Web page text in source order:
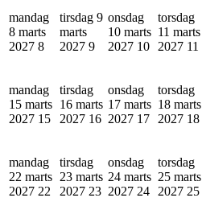
mandag
8 marts
2027 8
tirsdag 9
marts
2027 9
onsdag
10 marts
2027 10
torsdag
11 marts
2027 11
mandag
15 marts
2027 15
tirsdag
16 marts
2027 16
onsdag
17 marts
2027 17
torsdag
18 marts
2027 18
mandag
22 marts
2027 22
tirsdag
23 marts
2027 23
onsdag
24 marts
2027 24
torsdag
25 marts
2027 25